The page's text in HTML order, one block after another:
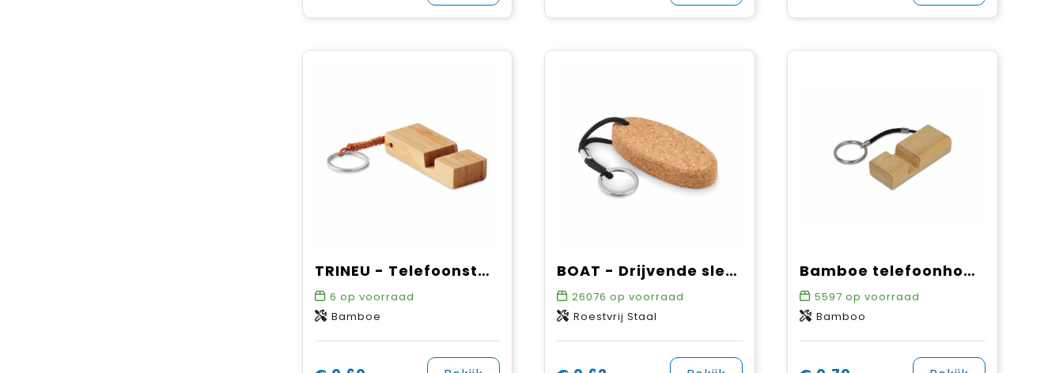
TRINEU - Telefoonstandaard
6 op voorraad
Bamboe
BOAT - Drijvende sleutelhanger kurk
26076 op voorraad
Roestvrij Staal
Bamboe telefoonhouder sleutelhanger
5597 op voorraad
Bamboo